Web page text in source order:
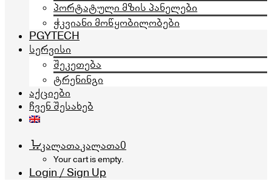
პორტატული მზის პანელები
ჭკვიანი მოწყობილობები
PGYTECH
სერვისი
შეკეთება
ტრენინგი
აქციები
ჩვენ შესახებ
კალათაკალათა0
Your cart is empty.
Login / Sign Up